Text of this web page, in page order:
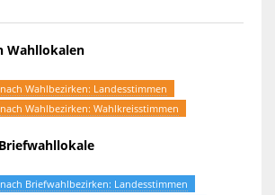
Wahllokalen
Wahlbezirken: Landesstimmen
Wahlbezirken: Wahlkreisstimmen
Briefwahlbezirken: Landesstimmen